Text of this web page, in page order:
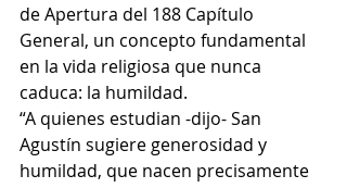
de Apertura del 188 Capítulo
General, un concepto fundamental
en la vida religiosa que nunca
caduca: la humildad.
“A quienes estudian -dijo- San
Agustín sugiere generosidad y
humildad, que nacen precisamente